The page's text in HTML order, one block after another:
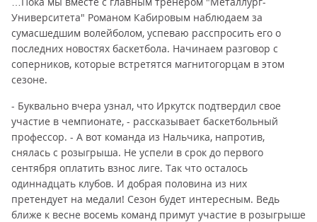
Университета" Романом Кабировым наблюдаем за
сумасшедшим волейболом, успеваю расспросить его о
последних новостях баскетбола. Начинаем разговор с
соперников, которые встретятся магнитогорцам в этом
сезоне.
- Буквально вчера узнал, что Иркутск подтвердил свое
участие в чемпионате, - рассказывает баскетбольный
профессор. - А вот команда из Нальчика, напротив,
снялась с розыгрыша. Не успели в срок до первого
сентября оплатить взнос лиге. Так что осталось
одиннадцать клубов. И добрая половина из них
претендует на медали! Сезон будет интересным. Ведь
ближе к весне восемь команд примут участие в розыгрыше